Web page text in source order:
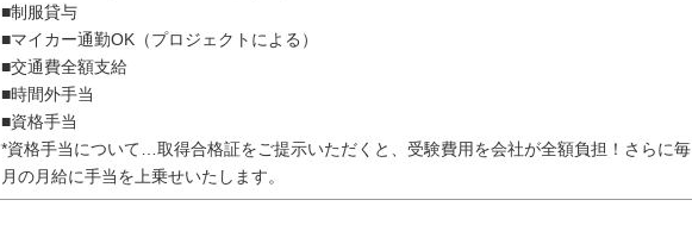
■制服貸与
■マイカー通勤OK（プロジェクトによる）
■交通費全額支給
■時間外手当
■資格手当
*資格手当について…取得合格証をご提示いただくと、受験費用を会社が全額負担！さらに毎
月の月給に手当を上乗せいたします。